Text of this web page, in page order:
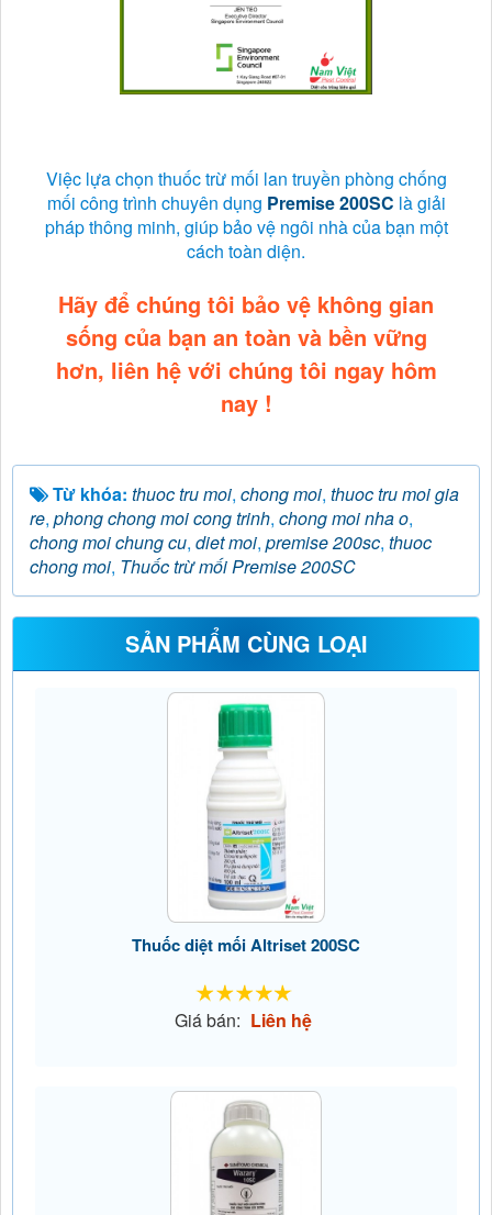
Việc lựa chọn thuốc trừ mối lan truyền phòng chống
mối công trình chuyên dụng Premise 200SC là giải
pháp thông minh, giúp bảo vệ ngôi nhà của bạn một
cách toàn diện.
Hãy để chúng tôi bảo vệ không gian
sống của bạn an toàn và bền vững
hơn, liên hệ với chúng tôi ngay hôm
nay !
Từ khóa: thuoc tru moi, chong moi, thuoc tru moi gia
re, phong chong moi cong trinh, chong moi nha o,
chong moi chung cu, diet moi, premise 200sc, thuoc
chong moi, Thuốc trừ mối Premise 200SC
SẢN PHẨM CÙNG LOẠI
Thuốc diệt mối Altriset 200SC
Giá bán: Liên hệ